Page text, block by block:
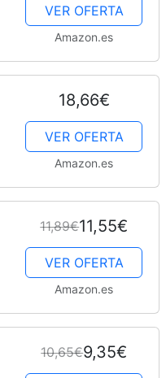
VER OFERTA
Amazon.es
18,66€
VER OFERTA
Amazon.es
11,89€11,55€
VER OFERTA
Amazon.es
10,65€9,35€